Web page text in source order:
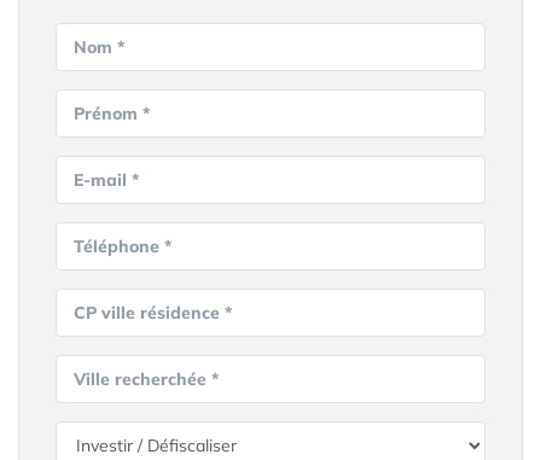
Nom *
Prénom *
E-mail *
Téléphone *
CP ville résidence *
Ville recherchée *